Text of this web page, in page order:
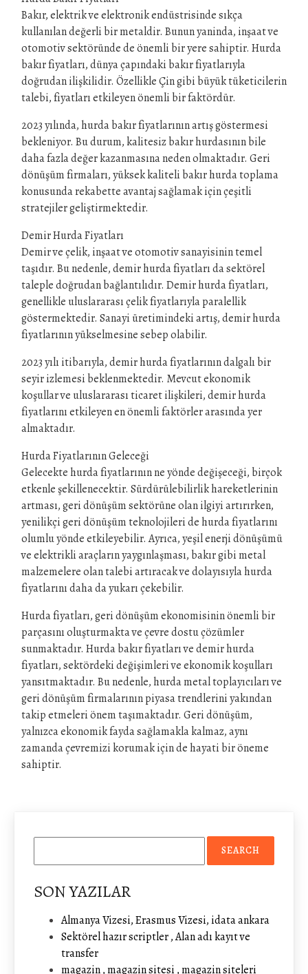
Bakır, elektrik ve elektronik endüstrisinde sıkça
kullanılan değerli bir metaldir. Bunun yaninda, inşaat ve
otomotiv sektöründe de önemli bir yere sahiptir. Hurda
bakır fiyatları, dünya çapındaki bakır fiyatlarıyla
doğrudan ilişkilidir. Özellikle Çin gibi büyük tüketicilerin
talebi, fiyatları etkileyen önemli bir faktördür.
2023 yılında, hurda bakır fiyatlarının artış göstermesi
bekleniyor. Bu durum, kalitesiz bakır hurdasının bile
daha fazla değer kazanmasına neden olmaktadır. Geri
dönüşüm firmaları, yüksek kaliteli bakır hurda toplama
konusunda rekabette avantaj sağlamak için çeşitli
stratejiler geliştirmektedir.
Demir Hurda Fiyatları
Demir ve çelik, inşaat ve otomotiv sanayisinin temel
taşıdır. Bu nedenle, demir hurda fiyatları da sektörel
taleple doğrudan bağlantılıdır. Demir hurda fiyatları,
genellikle uluslararası çelik fiyatlarıyla paralellik
göstermektedir. Sanayi üretimindeki artış, demir hurda
fiyatlarının yükselmesine sebep olabilir.
2023 yılı itibarıyla, demir hurda fiyatlarının dalgalı bir
seyir izlemesi beklenmektedir. Mevcut ekonomik
koşullar ve uluslararası ticaret ilişkileri, demir hurda
fiyatlarını etkileyen en önemli faktörler arasında yer
almaktadır.
Hurda Fiyatlarının Geleceği
Gelecekte hurda fiyatlarının ne yönde değişeceği, birçok
etkenle şekillenecektir. Sürdürülebilirlik hareketlerinin
artması, geri dönüşüm sektörüne olan ilgiyi artırırken,
yenilikçi geri dönüşüm teknolojileri de hurda fiyatlarını
olumlu yönde etkileyebilir. Ayrıca, yeşil enerji dönüşümü
ve elektrikli araçların yaygınlaşması, bakır gibi metal
malzemelere olan talebi artıracak ve dolayısıyla hurda
fiyatlarını daha da yukarı çekebilir.
Hurda fiyatları, geri dönüşüm ekonomisinin önemli bir
parçasını oluşturmakta ve çevre dostu çözümler
sunmaktadır. Hurda bakır fiyatları ve demir hurda
fiyatları, sektördeki değişimleri ve ekonomik koşulları
yansıtmaktadır. Bu nedenle, hurda metal toplayıcıları ve
geri dönüşüm firmalarının piyasa trendlerini yakından
takip etmeleri önem taşımaktadır. Geri dönüşüm,
yalnızca ekonomik fayda sağlamakla kalmaz, aynı
zamanda çevremizi korumak için de hayati bir öneme
sahiptir.
SON YAZILAR
Almanya Vizesi, Erasmus Vizesi, idata ankara
Sektörel hazır scriptler , Alan adı kayıt ve
transfer
magazin , magazin sitesi , magazin siteleri